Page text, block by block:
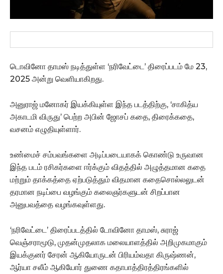
டொவினோ தாமஸ் நடித்துள்ள ‘நரிவேட்டை’ திரைப்படம் மே 23,
2025 அன்று வெளியாகிறது.
அனுராஜ் மனோகர் இயக்கியுள்ள இந்த படத்திற்கு, ‘சாகித்ய
அகாடமி விருது’ பெற்ற அபின் ஜோசப் கதை, திரைக்கதை,
வசனம் எழுதியுள்ளார்.
உண்மைச் சம்பவங்களை அடிப்படையாகக் கொண்டு உருவான
இந்த படம் ரசிகர்களை ஈர்க்கும் விதத்தில் அழுத்தமான கதை
மற்றும் தாக்கத்தை ஏற்படுத்தும் விதமான கதைசொல்லலுடன்
தரமான நடிப்பை வழங்கும் கலைஞர்களுடன் சிறப்பான
அனுபவத்தை வழங்கவுள்ளது.
‘நரிவேட்டை’ திரைப்படத்தில் டோவினோ தாமஸ், சுராஜ்
வெஞ்சராமூடு, முதன்முதலாக மலையாளத்தில் அறிமுகமாகும்
இயக்குனர் சேரன் ஆகியோருடன் பிரியம்வதா கிருஷ்ணன்,
ஆர்யா சலீம் ஆகியோர் துணை கதாபாத்திரத்திரங்களில்